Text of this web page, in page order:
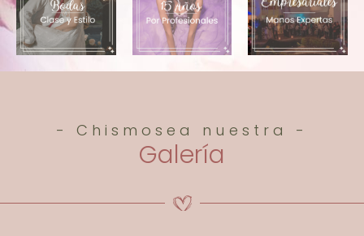
- Chismosea nuestra -
Galería